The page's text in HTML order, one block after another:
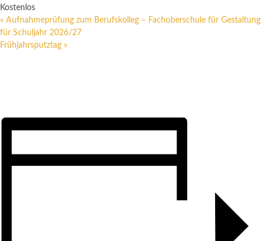
Kostenlos
« Aufnahmeprüfung zum Berufskolleg – Fachoberschule für Gestaltung
für Schuljahr 2026/27
Frühjahrsputztag »